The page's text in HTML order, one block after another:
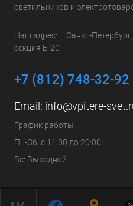
светильников и
Наш адрес: г. Санкт-
секция Б-20
+7 (812) 748-32-92
Email: info@vpitere-
График работы
Пн-Сб: с 11:00 до 20:00
Вс: Выходной